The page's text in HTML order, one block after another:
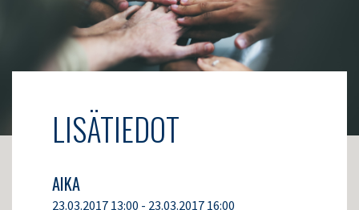
LISÄTIEDOT
AIKA
23.03.2017 13:00 - 23.03.2017 16:00